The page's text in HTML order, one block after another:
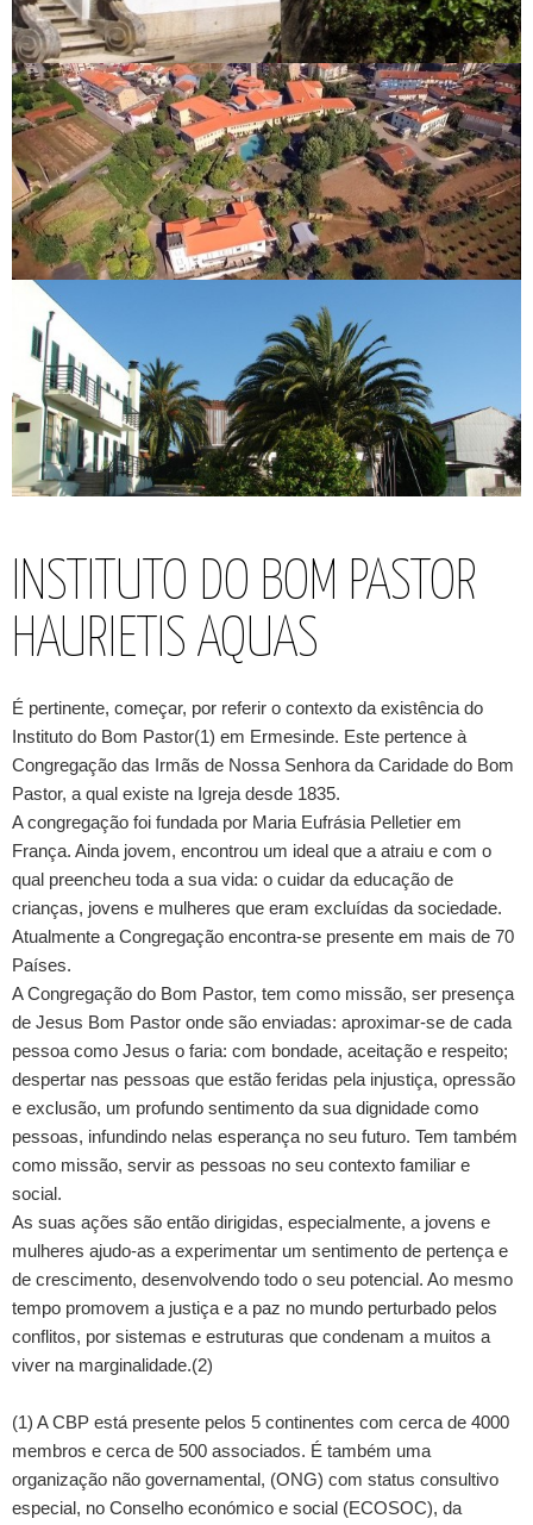
INSTITUTO DO BOM PASTOR
HAURIETIS AQUAS
É pertinente, começar, por referir o contexto da existência do
Instituto do Bom Pastor(1) em Ermesinde. Este pertence à
Congregação das Irmãs de Nossa Senhora da Caridade do Bom
Pastor, a qual existe na Igreja desde 1835.
A congregação foi fundada por Maria Eufrásia Pelletier em
França. Ainda jovem, encontrou um ideal que a atraiu e com o
qual preencheu toda a sua vida: o cuidar da educação de
crianças, jovens e mulheres que eram excluídas da sociedade.
Atualmente a Congregação encontra-se presente em mais de 70
Países.
A Congregação do Bom Pastor, tem como missão, ser presença
de Jesus Bom Pastor onde são enviadas: aproximar-se de cada
pessoa como Jesus o faria: com bondade, aceitação e respeito;
despertar nas pessoas que estão feridas pela injustiça, opressão
e exclusão, um profundo sentimento da sua dignidade como
pessoas, infundindo nelas esperança no seu futuro. Tem também
como missão, servir as pessoas no seu contexto familiar e
social.
As suas ações são então dirigidas, especialmente, a jovens e
mulheres ajudo-as a experimentar um sentimento de pertença e
de crescimento, desenvolvendo todo o seu potencial. Ao mesmo
tempo promovem a justiça e a paz no mundo perturbado pelos
conflitos, por sistemas e estruturas que condenam a muitos a
viver na marginalidade.(2)
(1) A CBP está presente pelos 5 continentes com cerca de 4000
membros e cerca de 500 associados. É também uma
organização não governamental, (ONG) com status consultivo
especial, no Conselho económico e social (ECOSOC), da